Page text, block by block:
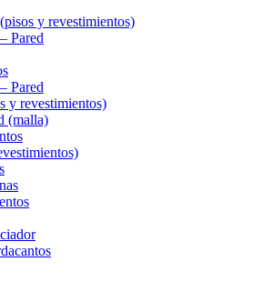
y revestimientos)
Pared
Pared
y revestimientos)
(malla)